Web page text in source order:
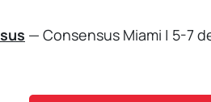
— Consensus Miami | 5-7